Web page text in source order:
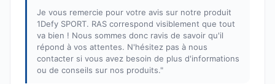
Je vous remercie pour votre avis sur notre produit
1Defy SPORT. RAS correspond visiblement que tout
va bien ! Nous sommes donc ravis de savoir qu'il
répond à vos attentes. N'hésitez pas à nous
contacter si vous avez besoin de plus d'informations
ou de conseils sur nos produits."